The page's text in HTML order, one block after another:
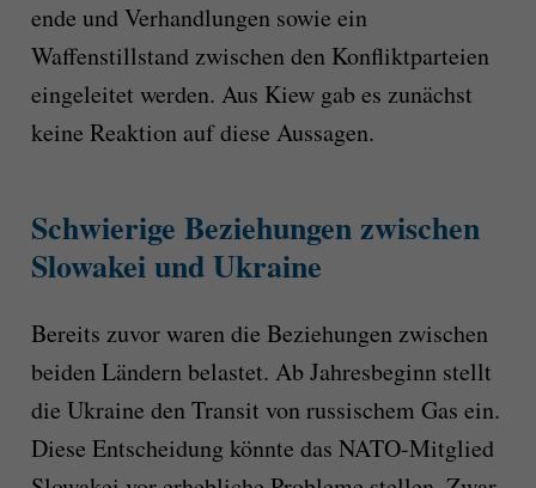
ende und Verhandlungen sowie ein
Waffenstillstand zwischen den Konfliktparteien
eingeleitet werden. Aus Kiew gab es zunächst
keine Reaktion auf diese Aussagen.
Schwierige Beziehungen zwischen
Slowakei und Ukraine
Bereits zuvor waren die Beziehungen zwischen
beiden Ländern belastet. Ab Jahresbeginn stellt
die Ukraine den Transit von russischem Gas ein.
Diese Entscheidung könnte das NATO-Mitglied